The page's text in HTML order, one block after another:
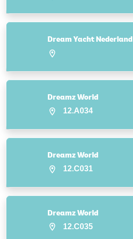
Dream Yacht Nederland
Dreamz World
12.A034
Dreamz World
12.C031
Dreamz World
12.C035